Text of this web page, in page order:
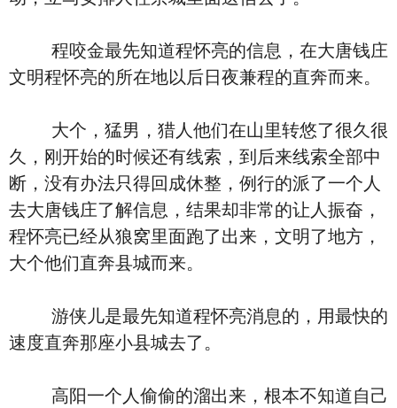
程咬金最先知道程怀亮的信息，在大唐钱庄
文明程怀亮的所在地以后日夜兼程的直奔而来。
大个，猛男，猎人他们在山里转悠了很久很
久，刚开始的时候还有线索，到后来线索全部中
断，没有办法只得回成休整，例行的派了一个人
去大唐钱庄了解信息，结果却非常的让人振奋，
程怀亮已经从狼窝里面跑了出来，文明了地方，
大个他们直奔县城而来。
游侠儿是最先知道程怀亮消息的，用最快的
速度直奔那座小县城去了。
高阳一个人偷偷的溜出来，根本不知道自己